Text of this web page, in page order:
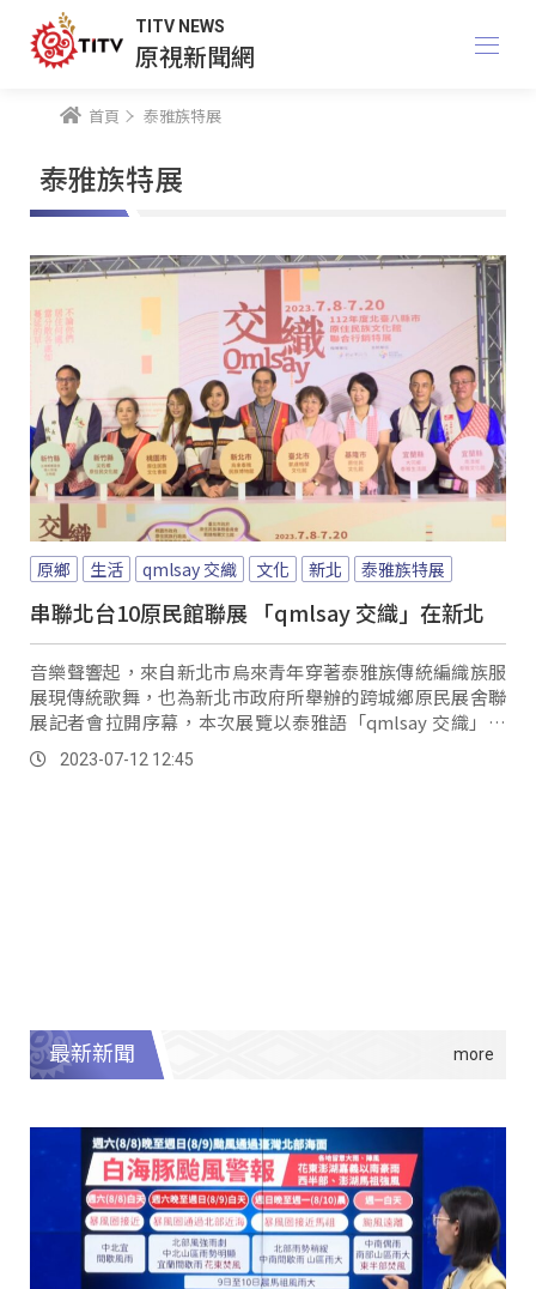
TITV NEWS
原視新聞網
首頁 泰雅族特展
泰雅族特展
原鄉 生活 qmlsay 交織 文化 新北 泰雅族特展
串聯北台10原民館聯展 「qmlsay 交織」在新北
音樂聲響起，來自新北市烏來青年穿著泰雅族傳統編織族服
展現傳統歌舞，也為新北市政府所舉辦的跨城鄉原民展舍聯
展記者會拉開序幕，本次展覽以泰雅語「qmlsay 交織」作
為主軸，這也是新北市首度集結北台灣八縣市共同舉辦的原
住民文物展出。
2023-07-12 12:45
最新新聞